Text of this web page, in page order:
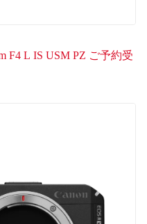
F4 L IS USM PZ ご予約受